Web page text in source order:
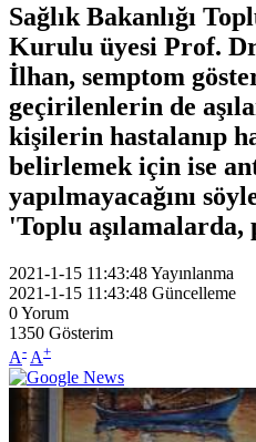
Sağlık Bakanlığı
Kurulu üyesi Prof.
İlhan, semptom
geçirilenlerin de
kişilerin hastalanıp
belirlemek için ise
yapılmayacağını
'Toplu aşılamalarda,
2021-1-15 11:43:48Yayınlanma
2021-1-15 11:43:48 Güncelleme
0Yorum
1350 Gösterim
A- A+